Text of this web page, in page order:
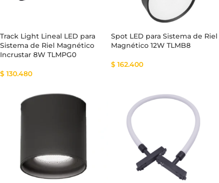
Track Light Lineal LED para
Sistema de Riel Magnético
Incrustar 8W TLMPG0
$ 130.480
Spot LED para Sistema de Riel
Magnético 12W TLMB8
$ 162.400